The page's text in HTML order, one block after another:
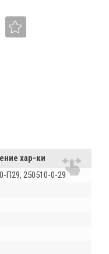
хар-ки
П29, 250510-0-29